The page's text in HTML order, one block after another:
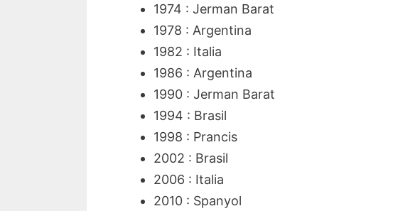
1974 : Jerman Barat
1978 : Argentina
1982 : Italia
1986 : Argentina
1990 : Jerman Barat
1994 : Brasil
1998 : Prancis
2002 : Brasil
2006 : Italia
2010 : Spanyol